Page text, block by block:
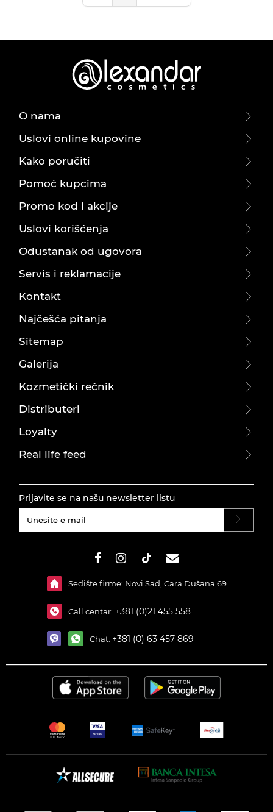
O nama
Uslovi online kupovine
Kako poručiti
Pomoć kupcima
Promo kod i akcije
Uslovi korišćenja
Odustanak od ugovora
Servis i reklamacije
Kontakt
Najčešća pitanja
Sitemap
Galerija
Kozmetički rečnik
Distributeri
Loyalty
Real life feed
Prijavite se na našu newsletter listu
Sedište firme: Novi Sad, Cara Dušana 69
Call centar: +381 (0)21 455 558
Chat: +381 (0) 63 457 869